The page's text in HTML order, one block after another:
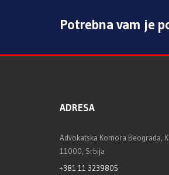
Potrebna vam je
ADRESA
Advokatska Komora Beograda,
11000, Srbija
+381 11 3239805